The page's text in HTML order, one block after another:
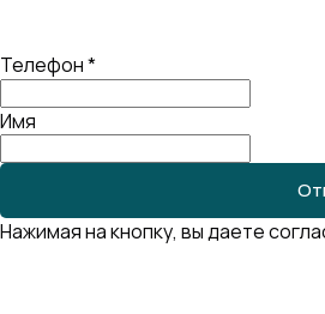
Телефон *
Имя
Нажимая на кнопку, вы даете